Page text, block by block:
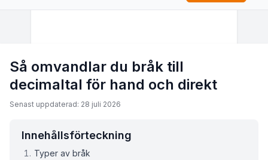
Så omvandlar du bråk till
decimaltal för hand och direkt
Senast uppdaterad: 28 juli 2026
Innehållsförteckning
Typer av bråk